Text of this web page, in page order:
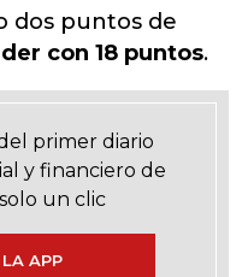
dos puntos de
con 18 puntos.
primer diario
y financiero de
un clic
LA APP